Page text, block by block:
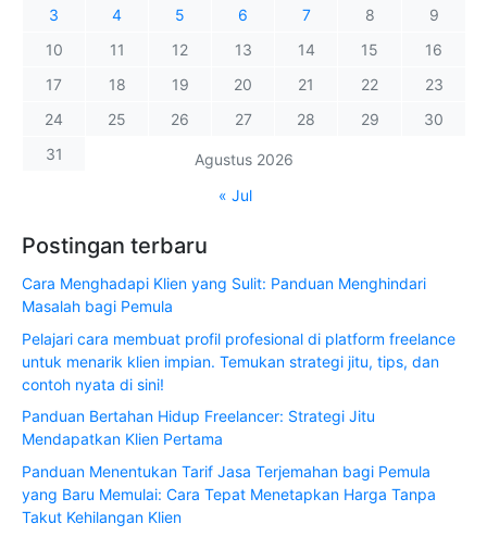
Agustus 2026
3
4 5 6 7 8
9
10
11 12 13 14 15
16
17
18 19 20 21 22
23
24
25 26 27 28 29
30
31
« Jul
Postingan terbaru
Cara Menghadapi Klien yang Sulit: Panduan Menghindari
Masalah bagi Pemula
Pelajari cara membuat profil profesional di platform freelance
untuk menarik klien impian. Temukan strategi jitu, tips, dan
contoh nyata di sini!
Panduan Bertahan Hidup Freelancer: Strategi Jitu
Mendapatkan Klien Pertama
Panduan Menentukan Tarif Jasa Terjemahan bagi Pemula
yang Baru Memulai: Cara Tepat Menetapkan Harga Tanpa
Takut Kehilangan Klien